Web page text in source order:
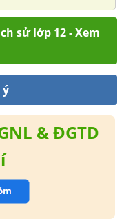
sử lớp 12 - Xem
ý
& ĐGTD